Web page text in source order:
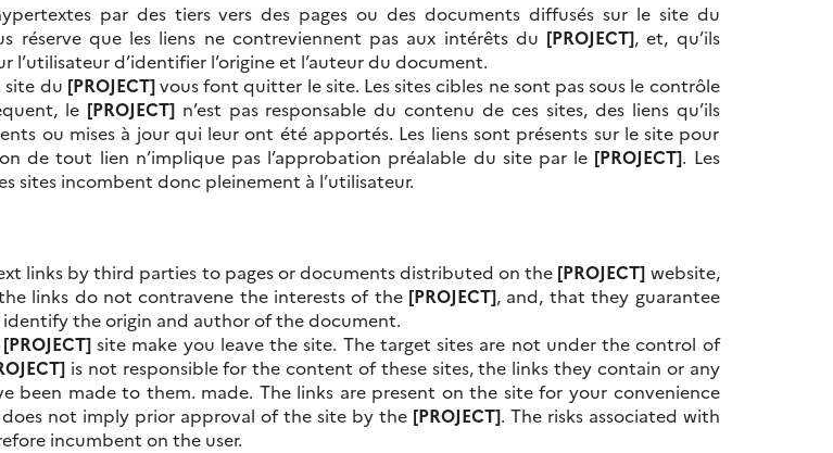
par des tiers vers des pages ou des documents diffusés sur le site du
réserve que les liens ne contreviennent pas aux intérêts du [PROJECT], et, qu’ils
l’utilisateur d’identifier l’origine et l’auteur du document.
site du [PROJECT]vous font quitter le site. Les sites cibles ne sont pas sous le contrôle
le [PROJECT]n’est pas responsable du contenu de ces sites, des liens qu’ils
ou mises à jour qui leur ont été apportés. Les liens sont présents sur le site pour
de tout lien n’implique pas l’approbation préalable du site par le [PROJECT]. Les
sites incombent donc pleinement à l’utilisateur.
links by third parties to pages or documents distributed on the [PROJECT] website,
links do not contravene the interests of the [PROJECT], and, that they guarantee
the origin and author of the document.
[PROJECT]site make you leave the site. The target sites are not under the control of
is not responsible for the content of these sites, the links they contain or any
been made to them. made. The links are present on the site for your convenience
not imply prior approval of the site by the [PROJECT]. The risks associated with
incumbent on the user.